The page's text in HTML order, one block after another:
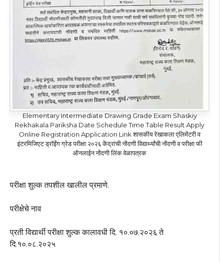
Elementary Intermediate Drawing Grade Exam Shaskiy
Rekhakala Pariksha Date Schedule Time Table Result Apply
Online Registration Application Link शासकीय रेखाकला एलिमेंटरी व
इंटरमिजिएट ड्रॉईंग ग्रेड परीक्षा २०२६ केंद्रांची नोंदणी विद्यार्थ्यांची नोंदणी व परीक्षा फी
ऑनलाईन नोंदणी लिंक वेळापत्रक
परीक्षा शुल्क तपशील खालील प्रमाणे.
परीक्षेचे नाव
प्रती विद्यार्थी परीक्षा शुल्क कालावधी दि. १०.०७.२०२६ ते
दि.१०.०८.२०२५